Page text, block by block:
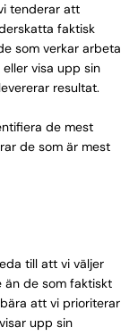
tenderar att
faktisk
som verkar arbeta
visa upp sin
resultat.
de mest
de som är mest
till att vi väljer
än de som faktiskt
att vi prioriterar
upp sin